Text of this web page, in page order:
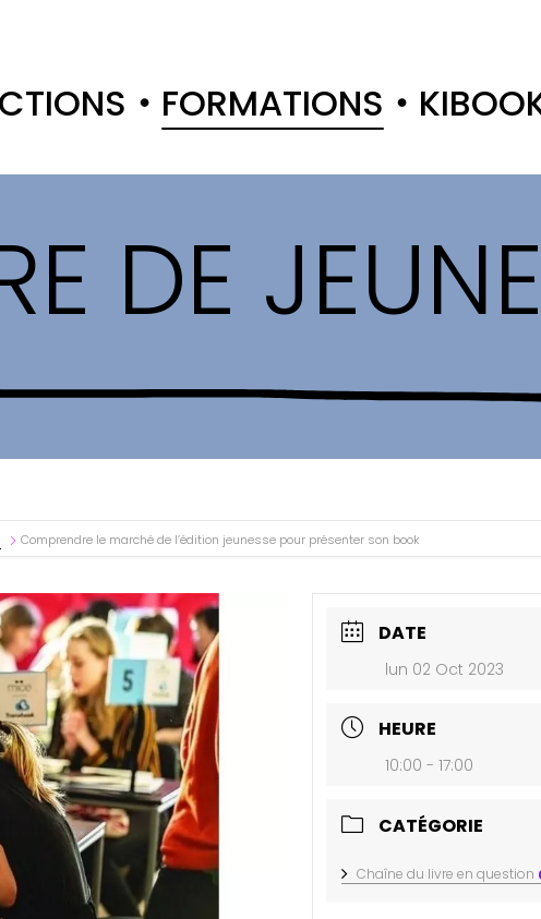
FORMATIONS
DE
Comprendre le marché de l’édition jeunesse pour présenter son book
DATE
lun 02 Oct 2023
HEURE
10:00 - 17:00
CATÉGORIE
Chaîne du livre en question